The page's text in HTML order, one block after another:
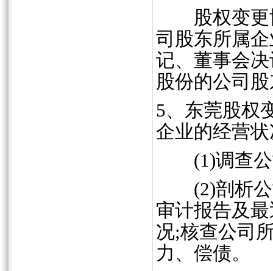
股权变更协
司股东所属
记、董事会
股份的公司
5、东莞股权
企业的经营
(1)调查公
(2)剖析公
审计报告及
况;核查公司
力、偿债。